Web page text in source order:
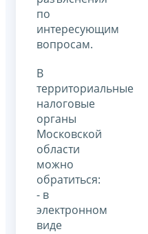
по
интересующим
вопросам.
В
территориальные
налоговые
органы
Московской
области
можно
обратиться:
- в
электронном
виде